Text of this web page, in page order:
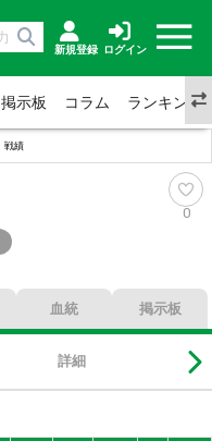
新規登録 ログイン
掲示板 コラム ランキング
戦績
0
0-0-0-3
0%
0%
0%
血統 掲示板
詳細